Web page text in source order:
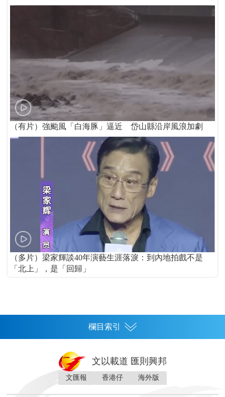
（有片）強颱風「白海豚」逼近 岱山縣沿岸風浪加劇
（多片）梁家輝談40年演藝生涯落淚：到內地拍戲不是
「北上」，是「回歸」
欄目索引
灣區人
文以載道 匯則興邦
文匯報 香港仔 海外版